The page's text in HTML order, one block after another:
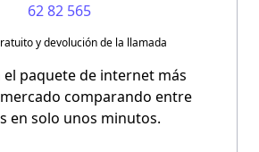
62 82 565
y devolución de la llamada
el paquete de internet más
comparando entre
en solo unos minutos.